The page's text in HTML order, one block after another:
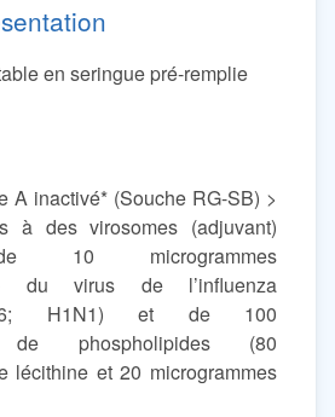
en seringue pré-remplie
A inactivé* (Souche RG-SB) >
à des virosomes (adjuvant)
10 microgrammes
du virus de l’influenza
6/86; H1N1) et de 100
de phospholipides (80
lécithine et 20 microgrammes